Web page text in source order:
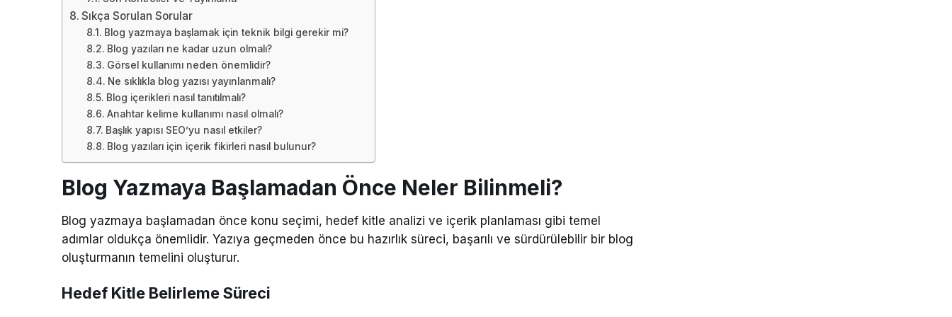
Sıkça Sorulan Sorular
Blog yazmaya başlamak için teknik bilgi gerekir mi?
Blog yazıları ne kadar uzun olmalı?
Görsel kullanımı neden önemlidir?
Ne sıklıkla blog yazısı yayınlanmalı?
Blog içerikleri nasıl tanıtılmalı?
Anahtar kelime kullanımı nasıl olmalı?
Başlık yapısı SEO’yu nasıl etkiler?
Blog yazıları için içerik fikirleri nasıl bulunur?
Blog Yazmaya Başlamadan Önce Neler Bilinmeli?
Blog yazmaya başlamadan önce konu seçimi, hedef kitle analizi ve içerik planlaması gibi temel
adımlar oldukça önemlidir. Yazıya geçmeden önce bu hazırlık süreci, başarılı ve sürdürülebilir bir blog
oluşturmanın temelini oluşturur.
Hedef Kitle Belirleme Süreci